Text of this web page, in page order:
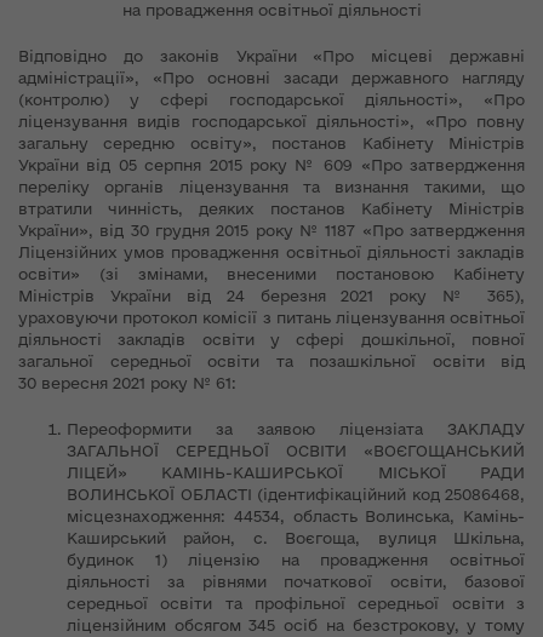
на провадження освітньої діяльності
Відповідно до законів України «Про місцеві державні
адміністрації», «Про основні засади державного нагляду
(контролю) у сфері господарської діяльності», «Про
ліцензування видів господарської діяльності», «Про повну
загальну середню освіту», постанов Кабінету Міністрів
України від 05 серпня 2015 року № 609 «Про затвердження
переліку органів ліцензування та визнання такими, що
втратили чинність, деяких постанов Кабінету Міністрів
України», від 30 грудня 2015 року № 1187 «Про затвердження
Ліцензійних умов провадження освітньої діяльності закладів
освіти» (зі змінами, внесеними постановою Кабінету
Міністрів України від 24 березня 2021 року № 365),
ураховуючи протокол комісії з питань ліцензування освітньої
діяльності закладів освіти у сфері дошкільної, повної
загальної середньої освіти та позашкільної освіти від
30 вересня 2021 року № 61:
Переоформити за заявою ліцензіата ЗАКЛАДУ
ЗАГАЛЬНОЇ СЕРЕДНЬОЇ ОСВІТИ «ВОЄГОЩАНСЬКИЙ
ЛІЦЕЙ» КАМІНЬ-КАШИРСЬКОЇ МІСЬКОЇ РАДИ
ВОЛИНСЬКОЇ ОБЛАСТІ (ідентифікаційний код 25086468,
місцезнаходження: 44534, область Волинська, Камінь-
Каширський район, с. Воєгоща, вулиця Шкільна,
будинок 1) ліцензію на провадження освітньої
діяльності за рівнями початкової освіти, базової
середньої освіти та профільної середньої освіти з
ліцензійним обсягом 345 осіб на безстрокову, у тому